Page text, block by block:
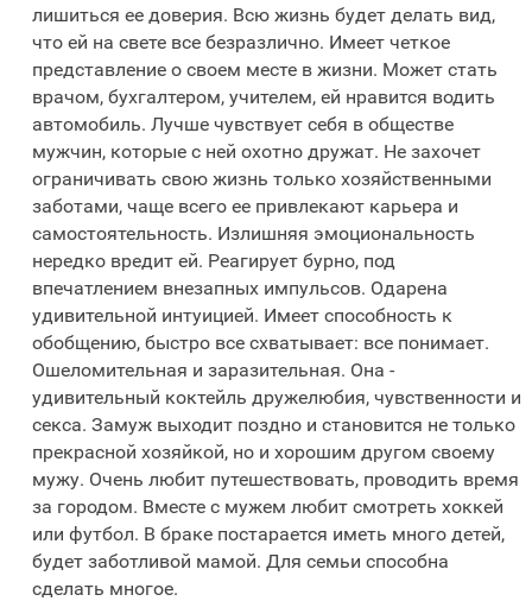
лишиться ее доверия. Всю жизнь будет делать вид,
что ей на свете все безразлично. Имеет четкое
представление о своем месте в жизни. Может стать
врачом, бухгалтером, учителем, ей нравится водить
автомобиль. Лучше чувствует себя в обществе
мужчин, которые с ней охотно дружат. Не захочет
ограничивать свою жизнь только хозяйственными
заботами, чаще всего ее привлекают карьера и
самостоятельность. Излишняя эмоциональность
нередко вредит ей. Реагирует бурно, под
впечатлением внезапных импульсов. Одарена
удивительной интуицией. Имеет способность к
обобщению, быстро все схватывает: все понимает.
Ошеломительная и заразительная. Она -
удивительный коктейль дружелюбия, чувственности и
секса. Замуж выходит поздно и становится не только
прекрасной хозяйкой, но и хорошим другом своему
мужу. Очень любит путешествовать, проводить время
за городом. Вместе с мужем любит смотреть хоккей
или футбол. В браке постарается иметь много детей,
будет заботливой мамой. Для семьи способна
сделать многое.